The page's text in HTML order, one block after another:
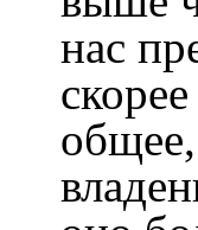
нас
скорее